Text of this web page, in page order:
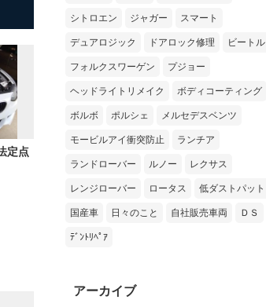
定点
シトロエン ジャガー スマート
デュアロジック ドアロック修理 ビートル
フォルクスワーゲン プジョー
ヘッドライトリメイク ボディコーティング
ボルボ ポルシェ メルセデスベンツ
モービルアイ衝突防止 ランチア
ランドローバー ルノー レクサス
レンジローバー ロータス 低ダストパット
国産車 日々のこと 自社販売車両 ＤＳ
ﾃﾞﾝﾄﾘﾍﾟｱ
アーカイブ